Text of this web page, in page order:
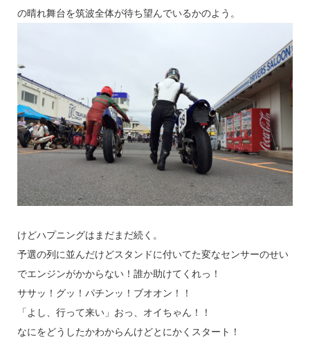
の晴れ舞台を筑波全体が待ち望んでいるかのよう。
けどハプニングはまだまだ続く。
予選の列に並んだけどスタンドに付いてた変なセンサーのせい
でエンジンがかからない！誰か助けてくれっ！
ササッ！グッ！パチンッ！ブオオン！！
「よし、行って来い」おっ、オイちゃん！！
なにをどうしたかわからんけどとにかくスタート！